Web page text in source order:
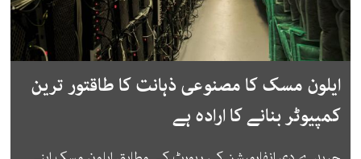
ایلون مسک کا مصنوعی ذہانت کا طاقتور ترین
کمپیوٹر بنانے کا ارادہ ہے